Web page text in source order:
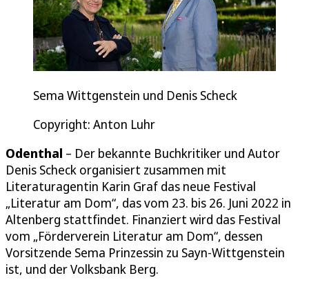
Sema Wittgenstein und Denis Scheck
Copyright: Anton Luhr
Odenthal – Der bekannte Buchkritiker und Autor
Denis Scheck organisiert zusammen mit
Literaturagentin Karin Graf das neue Festival
„Literatur am Dom“, das vom 23. bis 26. Juni 2022 in
Altenberg stattfindet. Finanziert wird das Festival
vom „Förderverein Literatur am Dom“, dessen
Vorsitzende Sema Prinzessin zu Sayn-Wittgenstein
ist, und der Volksbank Berg.